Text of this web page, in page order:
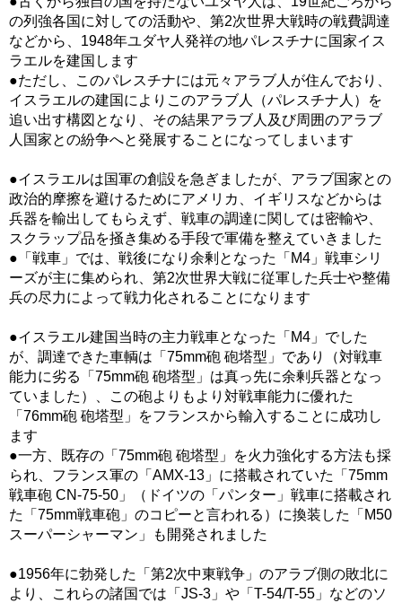
の列強各国に対しての活動や、第2次世界大戦時の戦費調達
などから、1948年ユダヤ人発祥の地パレスチナに国家イス
ラエルを建国します
●ただし、このパレスチナには元々アラブ人が住んでおり、
イスラエルの建国によりこのアラブ人（パレスチナ人）を
追い出す構図となり、その結果アラブ人及び周囲のアラブ
人国家との紛争へと発展することになってしまいます
●イスラエルは国軍の創設を急ぎましたが、アラブ国家との
政治的摩擦を避けるためにアメリカ、イギリスなどからは
兵器を輸出してもらえず、戦車の調達に関しては密輸や、
スクラップ品を掻き集める手段で軍備を整えていきました
●「戦車」では、戦後になり余剰となった「M4」戦車シリ
ーズが主に集められ、第2次世界大戦に従軍した兵士や整備
兵の尽力によって戦力化されることになります
●イスラエル建国当時の主力戦車となった「M4」でした
が、調達できた車輌は「75mm砲 砲塔型」であり（対戦車
能力に劣る「75mm砲 砲塔型」は真っ先に余剰兵器となっ
ていました）、この砲よりもより対戦車能力に優れた
「76mm砲 砲塔型」をフランスから輸入することに成功し
ます
●一方、既存の「75mm砲 砲塔型」を火力強化する方法も採
られ、フランス軍の「AMX-13」に搭載されていた「75mm
戦車砲 CN-75-50」（ドイツの「パンター」戦車に搭載され
た「75mm戦車砲」のコピーと言われる）に換装した「M50
スーパーシャーマン」も開発されました
●1956年に勃発した「第2次中東戦争」のアラブ側の敗北に
より、これらの諸国では「JS-3」や「T-54/T-55」などのソ